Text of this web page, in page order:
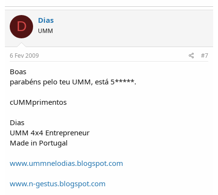
D Dias
UMM
6 Fev 2009 #7
Boas
parabéns pelo teu UMM, está 5*****.
cUMMprimentos
Dias
UMM 4x4 Entrepreneur
Made in Portugal
www.ummnelodias.blogspot.com
www.n-gestus.blogspot.com